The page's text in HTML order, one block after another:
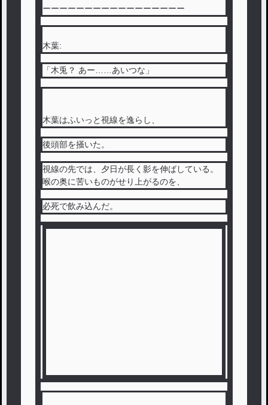
ーーーーーーーーーーーーーーーーー
木葉:
「木兎？ あー……あいつな」
木葉はふいっと視線を逸らし、
後頭部を掻いた。
視線の先では、夕日が長く影を伸ばしている。
喉の奥に苦いものがせり上がるのを、
必死で飲み込んだ。